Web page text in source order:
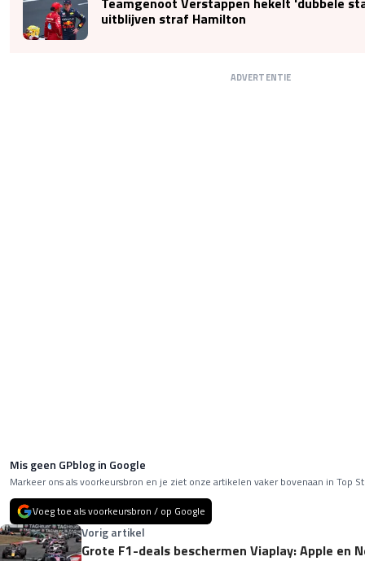
uitblijven straf Hamilton
ADVERTENTIE
Mis geen GPblog in Google
Markeer ons als voorkeursbron en je ziet onze artikelen vaker bovenaan in Top
Voeg toe als voorkeursbron / op Google
Vorig artikel
Grote F1-deals beschermen Viaplay: Apple en